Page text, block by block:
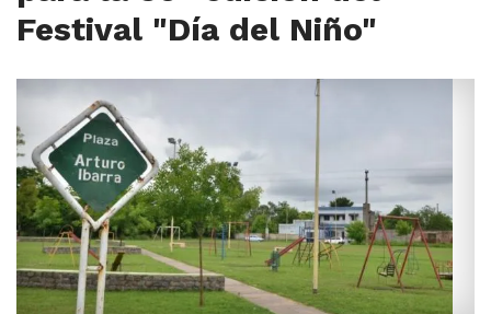
Festival "Día del Niño"